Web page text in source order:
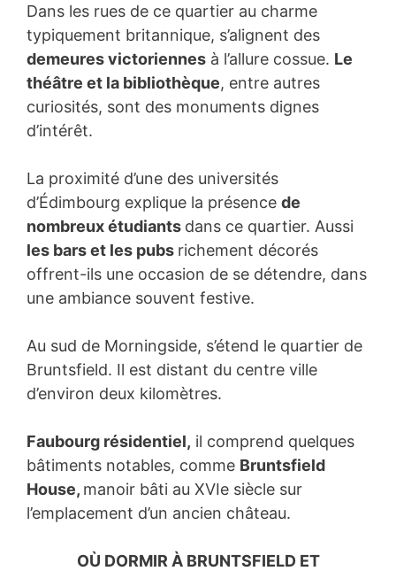
Dans les rues de ce quartier au charme
typiquement britannique, s’alignent des
demeures victoriennes à l’allure cossue. Le
théâtre et la bibliothèque, entre autres
curiosités, sont des monuments dignes
d’intérêt.
La proximité d’une des universités
d’Édimbourg explique la présence de
nombreux étudiants dans ce quartier. Aussi
les bars et les pubs richement décorés
offrent-ils une occasion de se détendre, dans
une ambiance souvent festive.
Au sud de Morningside, s’étend le quartier de
Bruntsfield. Il est distant du centre ville
d’environ deux kilomètres.
Faubourg résidentiel, il comprend quelques
bâtiments notables, comme Bruntsfield
House, manoir bâti au XVIe siècle sur
l’emplacement d’un ancien château.
OÙ DORMIR À BRUNTSFIELD ET